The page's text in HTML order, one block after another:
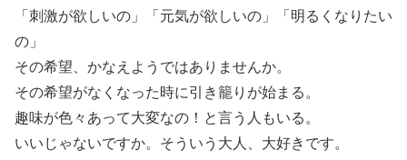
「刺激が欲しいの」「元気が欲しいの」「明るくなりたい
の」
その希望、かなえようではありませんか。
その希望がなくなった時に引き籠りが始まる。
趣味が色々あって大変なの！と言う人もいる。
いいじゃないですか。そういう大人、大好きです。